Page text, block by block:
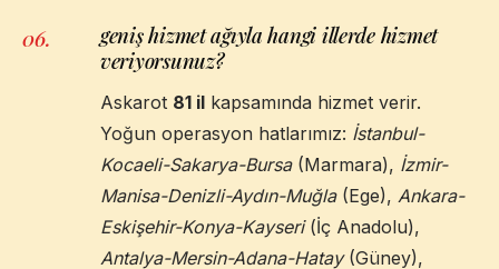
06.
geniş hizmet ağıyla hangi illerde hizmet
veriyorsunuz?
Askarot 81 il kapsamında hizmet verir.
Yoğun operasyon hatlarımız: İstanbul-
Kocaeli-Sakarya-Bursa(Marmara), İzmir-
Manisa-Denizli-Aydın-Muğla(Ege), Ankara-
Eskişehir-Konya-Kayseri(İç Anadolu),
Antalya-Mersin-Adana-Hatay(Güney),